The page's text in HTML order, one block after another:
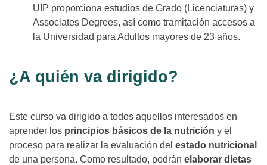
UIP proporciona estudios de Grado (Licenciaturas) y
Associates Degrees, así como tramitación accesos a
la Universidad para Adultos mayores de 23 años.
¿A quién va dirigido?
Este curso va dirigido a todos aquellos interesados en
aprender los principios básicos de la nutrición y el
proceso para realizar la evaluación del estado nutricional
de una persona. Como resultado, podrán elaborar dietas